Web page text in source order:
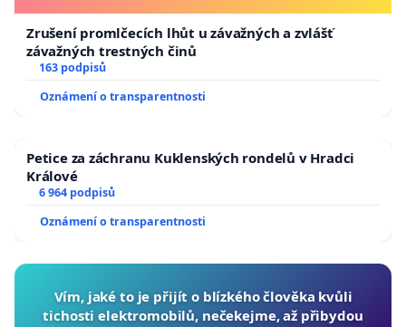
Zrušení promlčecích lhůt u závažných a zvlášť
závažných trestných činů
163 podpisů
Oznámení o transparentnosti
Petice za záchranu Kuklenských rondelů v Hradci
Králové
6 964 podpisů
Oznámení o transparentnosti
Vím, jaké to je přijít o blízkého člověka kvůli
tichosti elektromobilů, nečekejme, až přibydou